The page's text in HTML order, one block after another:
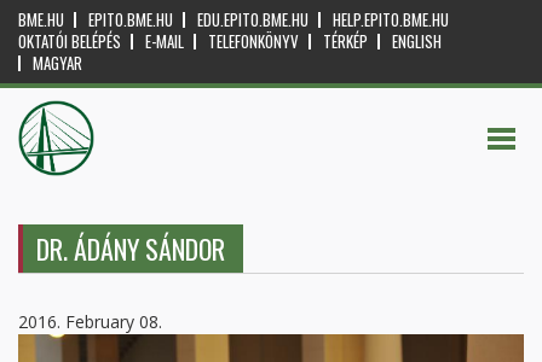
BME.HU EPITO.BME.HU EDU.EPITO.BME.HU
HELP.EPITO.BME.HU
OKTATÓI BELÉPÉS
E-MAIL TELEFONKÖNYV TÉRKÉP
ENGLISH
MAGYAR
DR. ÁDÁNY SÁNDOR
2016. February 08.